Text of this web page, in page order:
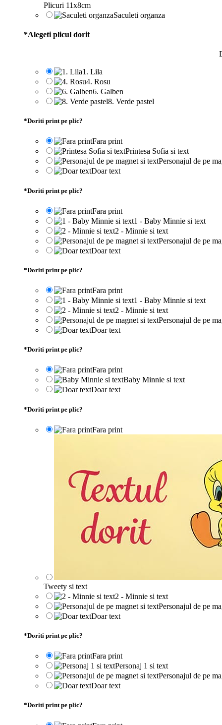
Plicuri 11x8cm
Saculeti organza
*Alegeti plicul dorit
1. Lila
4. Rosu
6. Galben
8. Verde pastel
*Doriti print pe plic?
Fara print
Printesa Sofia si text
Personajul de pe
Doar text
*Doriti print pe plic?
Fara print
1 - Baby Minnie si text
2 - Minnie si text
Personajul de pe
Doar text
*Doriti print pe plic?
Fara print
1 - Baby Minnie si text
2 - Minnie si text
Personajul de pe
Doar text
*Doriti print pe plic?
Fara print
Baby Minnie si text
Doar text
*Doriti print pe plic?
Fara print
Tweety si text
2 - Minnie si text
Personajul de pe
Doar text
*Doriti print pe plic?
Fara print
Personaj 1 si text
Personajul de pe
Doar text
*Doriti print pe plic?